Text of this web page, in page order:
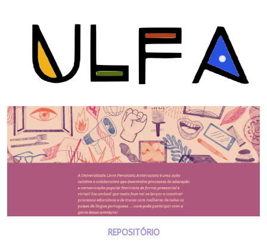
REPOSITÓRIO